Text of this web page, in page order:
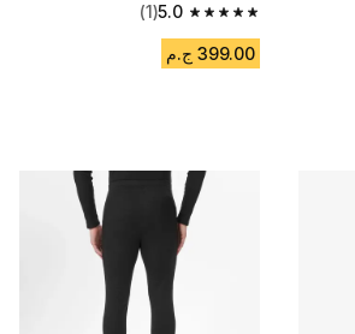
5.0
5.0 out of 5 stars from 1 reviews
(1)
399.00 ج.م